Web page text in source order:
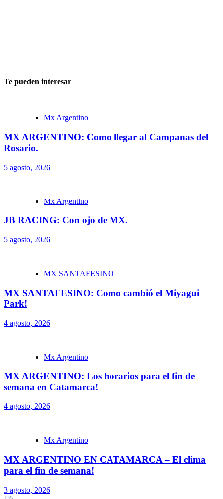
Te pueden interesar
Mx Argentino
MX ARGENTINO: Como llegar al Campanas del
Rosario.
5 agosto, 2026
Mx Argentino
JB RACING: Con ojo de MX.
5 agosto, 2026
MX SANTAFESINO
MX SANTAFESINO: Como cambió el Miyagui
Park!
4 agosto, 2026
Mx Argentino
MX ARGENTINO: Los horarios para el fin de
semana en Catamarca!
4 agosto, 2026
Mx Argentino
MX ARGENTINO EN CATAMARCA – El clima
para el fin de semana!
3 agosto, 2026